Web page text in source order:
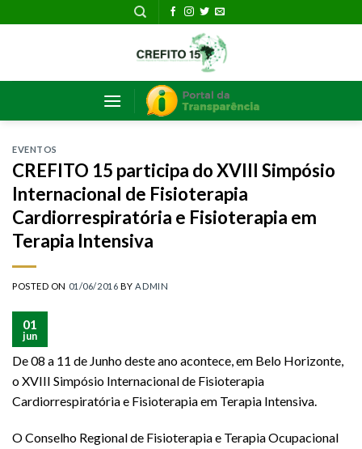
EVENTOS
CREFITO 15 participa do XVIII Simpósio
Internacional de Fisioterapia
Cardiorrespiratória e Fisioterapia em
Terapia Intensiva
POSTED ON 01/06/2016 BY ADMIN
01
jun
De 08 a 11 de Junho deste ano acontece, em Belo Horizonte,
o XVIII Simpósio Internacional de Fisioterapia
Cardiorrespiratória e Fisioterapia em Terapia Intensiva.
O Conselho Regional de Fisioterapia e Terapia Ocupacional